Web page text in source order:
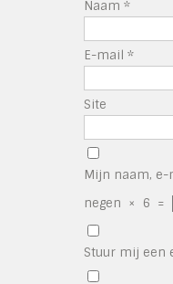
Naam *
E-mail *
Site
Mijn naam, e-
negen × 6 =
Stuur mij een